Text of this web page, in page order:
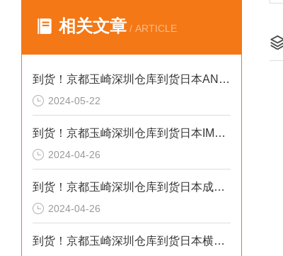
相关文章 / ARTICLE
到货！京都玉崎深圳仓库到货日本AND 电子秤HV-60KCEP
2024-05-22
到货！京都玉崎深圳仓库到货日本IMADA 推拉力计 DST-20N
2024-04-26
到货！京都玉崎深圳仓库到货日本成茂锻针仪MF2
2024-04-26
到货！京都玉崎深圳仓库到货日本横河 电导率仪传感器 SC8SG-R31-T-305-P1-A